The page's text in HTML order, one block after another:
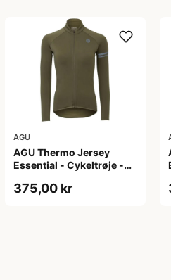
AGU
AGU Thermo Jersey
Essential - Cykeltrøje -
XL
375,00 kr